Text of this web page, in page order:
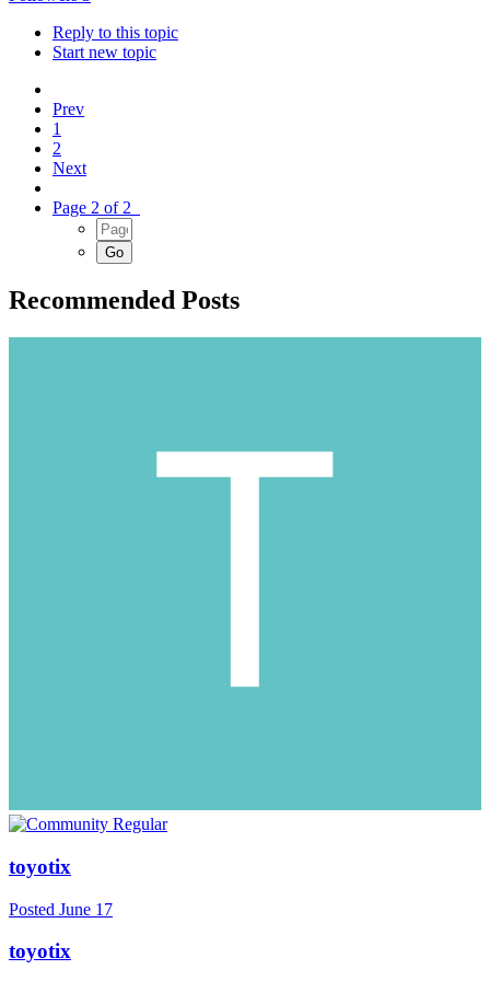
Reply to this topic
Start new topic
Prev
1
2
Next
Page 2 of 2
Recommended Posts
toyotix
Posted June 17
toyotix